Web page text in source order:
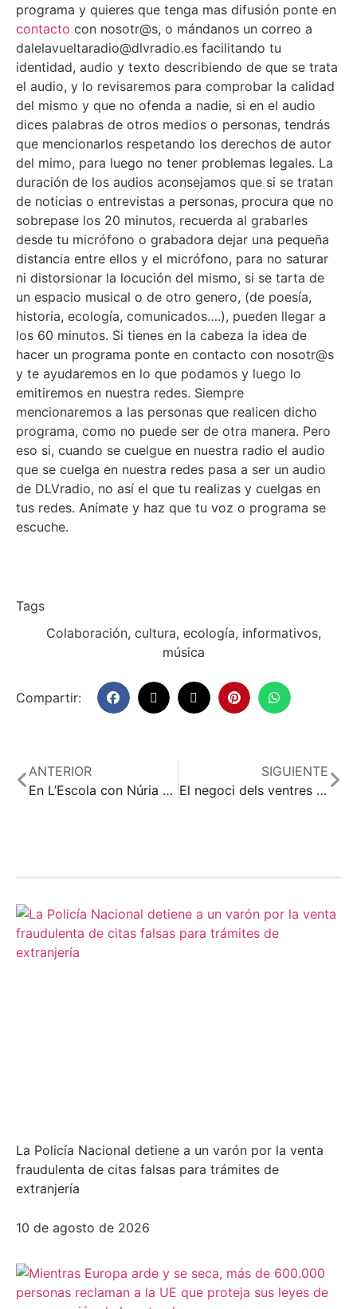
programa y quieres que tenga mas difusión ponte en
contacto con nosotr@s, o mándanos un correo a
dalelavueltaradio@dlvradio.es facilitando tu
identidad, audio y texto describiendo de que se trata
el audio, y lo revisaremos para comprobar la calidad
del mismo y que no ofenda a nadie, si en el audio
dices palabras de otros medios o personas, tendrás
que mencionarlos respetando los derechos de autor
del mimo, para luego no tener problemas legales. La
duración de los audios aconsejamos que si se tratan
de noticias o entrevistas a personas, procura que no
sobrepase los 20 minutos, recuerda al grabarles
desde tu micrófono o grabadora dejar una pequeña
distancia entre ellos y el micrófono, para no saturar
ni distorsionar la locución del mismo, si se tarta de
un espacio musical o de otro genero, (de poesía,
historia, ecología, comunicados….), pueden llegar a
los 60 minutos. Si tienes en la cabeza la idea de
hacer un programa ponte en contacto con nosotr@s
y te ayudaremos en lo que podamos y luego lo
emitiremos en nuestra redes. Siempre
mencionaremos a las personas que realicen dicho
programa, como no puede ser de otra manera. Pero
eso si, cuando se cuelgue en nuestra radio el audio
que se cuelga en nuestra redes pasa a ser un audio
de DLVradio, no así el que tu realizas y cuelgas en
tus redes. Anímate y haz que tu voz o programa se
escuche.
Tags
Colaboración, cultura, ecología, informativos,
música
Compartir:
ANTERIOR
En L’Escola con Núria #EnLEscolaConNúriaDLVradio13
SIGUIENTE
El negoci dels ventres de lloger
La Policía Nacional detiene a un varón por la venta
fraudulenta de citas falsas para trámites de
extranjería
10 de agosto de 2026